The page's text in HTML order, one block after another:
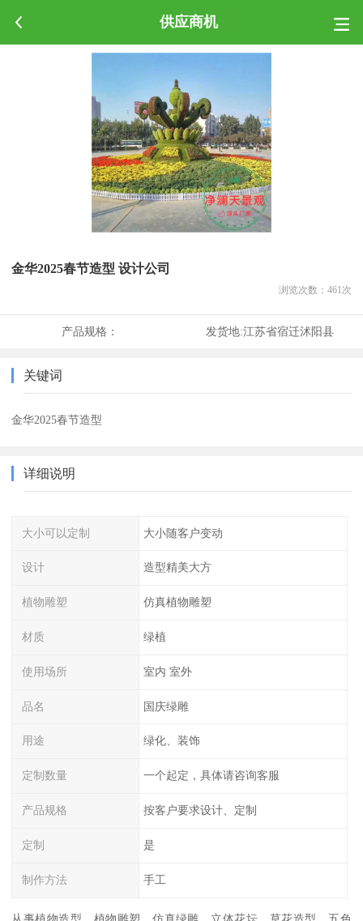
供应商机
金华2025春节造型 设计公司
浏览次数： 461 次
产品规格： 发货地:江苏省宿迁沭阳县
关键词
金华2025春节造型
详细说明
大小可以定制 大小随客户变动
设计 造型精美大方
植物雕塑 仿真植物雕塑
材质 绿植
使用场所 室内 室外
品名 国庆绿雕
用途 绿化、装饰
定制数量 一个起定，具体请咨询客服
产品规格 按客户要求设计、定制
定制 是
制作方法 手工